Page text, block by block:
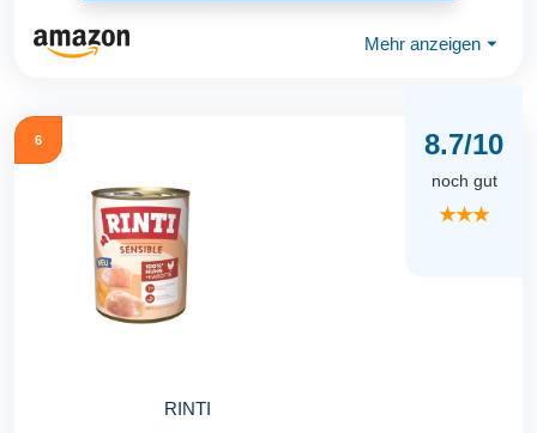
Mehr anzeigen ⏷
6
RINTI
8.7/10
noch gut
★★★